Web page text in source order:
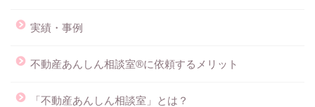
実績・事例
不動産あんしん相談室®に依頼するメリット
「不動産あんしん相談室」とは？